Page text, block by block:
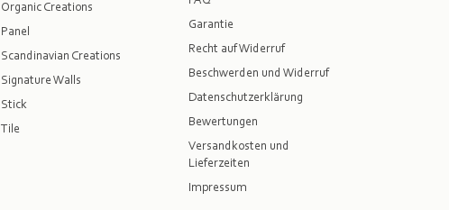
Organic Creations
Panel
Scandinavian Creations
Signature Walls
Stick
Tile
Garantie
Recht auf Widerruf
Beschwerden und Widerruf
Datenschutzerklärung
Bewertungen
Versandkosten und
Lieferzeiten
Impressum